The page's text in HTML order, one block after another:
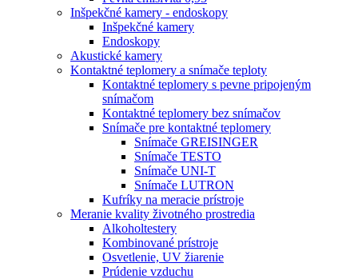
Inšpekčné kamery - endoskopy
Inšpekčné kamery
Endoskopy
Akustické kamery
Kontaktné teplomery a snímače teploty
Kontaktné teplomery s pevne pripojeným
snímačom
Kontaktné teplomery bez snímačov
Snímače pre kontaktné teplomery
Snímače GREISINGER
Snímače TESTO
Snímače UNI-T
Snímače LUTRON
Kufríky na meracie prístroje
Meranie kvality životného prostredia
Alkoholtestery
Kombinované prístroje
Osvetlenie, UV žiarenie
Prúdenie vzduchu